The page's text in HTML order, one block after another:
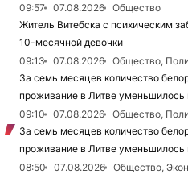
09:57
07.08.2026
Общество
Житель Витебска с психическим
10-месячной девочки
09:13
07.08.2026
Общество,
За семь месяцев количество
проживание в Литве уменьшилось
09:10
07.08.2026
Общество,
За семь месяцев количество
проживание в Литве уменьшилось
08:50
07.08.2026
Общество,